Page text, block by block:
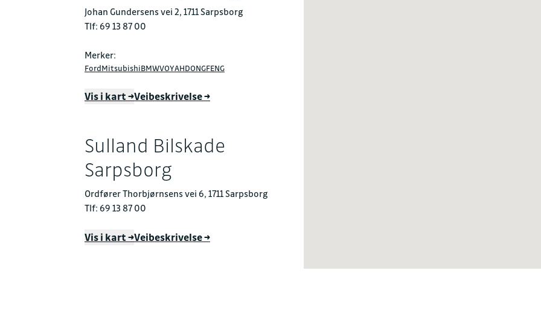
Johan Gundersens vei 2, 1711 Sarpsborg
Tlf: 69 13 87 00
Merker:
FordMitsubishiBMWVOYAHDONGFENG
Vis i kart →Veibeskrivelse →
Sulland Bilskade
Sarpsborg
Ordfører Thorbjørnsens vei 6, 1711 Sarpsborg
Tlf: 69 13 87 00
Vis i kart →Veibeskrivelse →